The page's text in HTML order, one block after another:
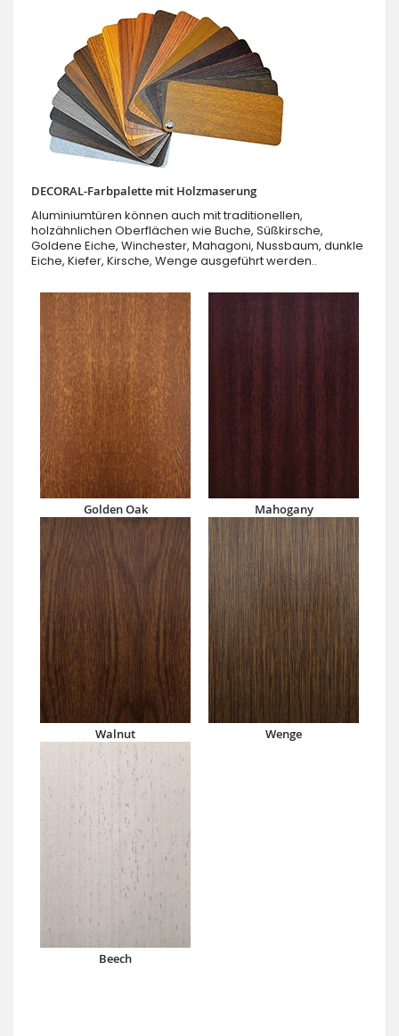
DECORAL-Farbpalette mit Holzmaserung
Aluminiumtüren können auch mit traditionellen,
holzähnlichen Oberflächen wie Buche, Süßkirsche,
Goldene Eiche, Winchester, Mahagoni, Nussbaum, dunkle
Eiche, Kiefer, Kirsche, Wenge ausgeführt werden..
Golden Oak Mahogany
Walnut Wenge
Beech